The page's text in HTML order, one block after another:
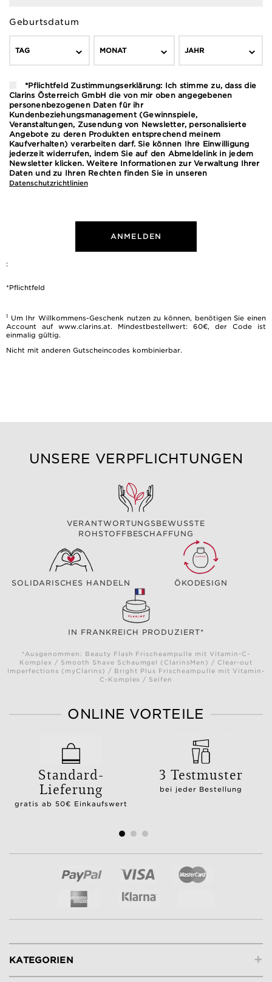
Geburtsdatum
TAG MONAT JAHR
*Pflichtfeld Zustimmungserklärung: Ich stimme zu, dass die
Clarins Österreich GmbH die von mir oben angegebenen
personenbezogenen Daten für ihr
Kundenbeziehungsmanagement (Gewinnspiele,
Veranstaltungen, Zusendung von Newsletter, personalisierte
Angebote zu deren Produkten entsprechend meinem
Kaufverhalten) verarbeiten darf. Sie können Ihre Einwilligung
jederzeit widerrufen, indem Sie auf den Abmeldelink in jedem
Newsletter klicken. Weitere Informationen zur Verwaltung Ihrer
Daten und zu Ihren Rechten finden Sie in unseren
Datenschutzrichtlinien
ANMELDEN
:
*Pflichtfeld
1 Um Ihr Willkommens-Geschenk nutzen zu können, benötigen Sie einen
Account auf www.clarins.at. Mindestbestellwert: 60€, der Code ist
einmalig gültig.
Nicht mit anderen Gutscheincodes kombinierbar.
UNSERE VERPFLICHTUNGEN
VERANTWORTUNGSBEWUSSTE
ROHSTOFFBESCHAFFUNG
SOLIDARISCHES HANDELN ÖKODESIGN
IN FRANKREICH PRODUZIERT*
*Ausgenommen: Beauty Flash Frischeampulle mit Vitamin-C-
Komplex / Smooth Shave Schaumgel (ClarinsMen) / Clear-out
Imperfections (myClarins) / Bright Plus Frischeampulle mit Vitamin-
C-Komplex / Seifen
ONLINE VORTEILE
Standard-
Lieferung
gratis ab 50€ Einkaufswert
3 Testmuster
bei jeder Bestellung
+
KATEGORIEN